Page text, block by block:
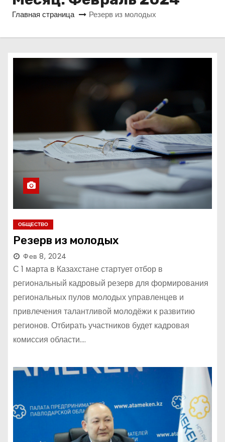
у
Главная страница Резерв из молодых
ОБЩЕСТВО
Резерв из молодых
Фев 8, 2024
С 1 марта в Казахстане стартует отбор в
региональный кадровый резерв для формирования
региональных пулов молодых управленцев и
привлечения талантливой молодёжи к развитию
регионов. Отбирать участников будет кадровая
комиссия области.…